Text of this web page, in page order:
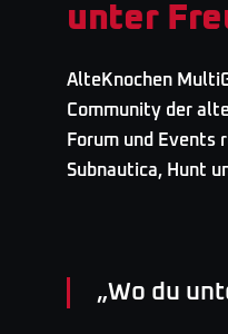
unter
AlteKnochen
Community der
Forum und Events
Subnautica, Hunt
„Wo du